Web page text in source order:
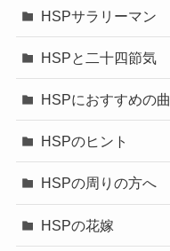
HSPサラリーマン
HSPと二十四節気
HSPにおすすめの曲
HSPのヒント
HSPの周りの方へ
HSPの花嫁